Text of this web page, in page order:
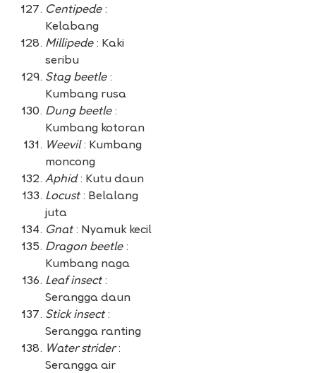
Centipede:
Kelabang
Millipede: Kaki
seribu
Stag beetle:
Kumbang rusa
Dung beetle:
Kumbang kotoran
Weevil: Kumbang
moncong
Aphid: Kutu daun
Locust: Belalang
juta
Gnat: Nyamuk kecil
Dragon beetle:
Kumbang naga
Leaf insect:
Serangga daun
Stick insect:
Serangga ranting
Water strider:
Serangga air